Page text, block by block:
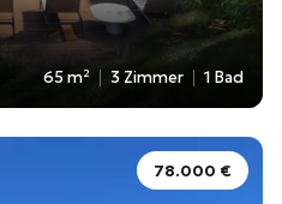
65 m² 3 Zimmer 1 Bad
78.000 €